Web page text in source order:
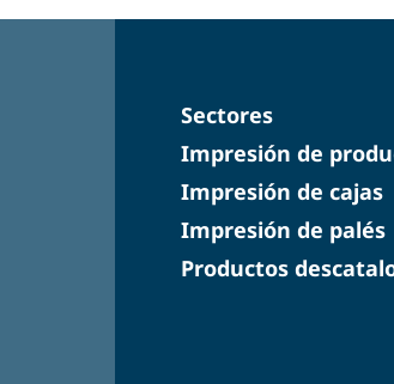
Sectores
Impresión de
Impresión de cajas
Impresión de palés
Productos